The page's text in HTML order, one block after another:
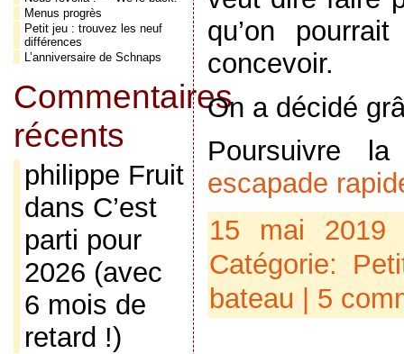
Menus progrès
Petit jeu : trouvez les neuf
différences
L’anniversaire de Schnaps
Commentaires
récents
philippe Fruit
dans C’est
parti pour
2026 (avec
6 mois de
retard !)
qu’on
concevoir.
On a décidé
Poursuivre
escapade
15 mai
Catégorie:
bateau
5